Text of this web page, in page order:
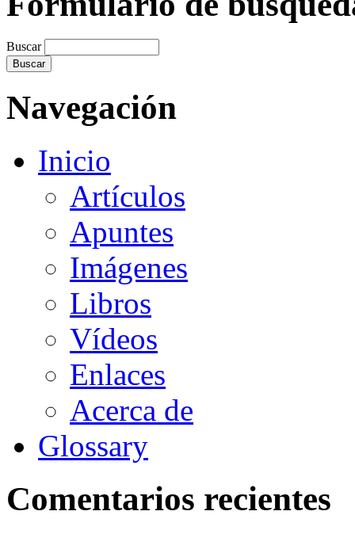
Buscar
Navegación
Inicio
Artículos
Apuntes
Imágenes
Libros
Vídeos
Enlaces
Acerca de
Glossary
Comentarios recientes